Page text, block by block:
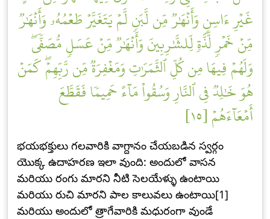
غَيۡرِ ءَاسِنٖ وَأَنۡهَٰرٞ مِّن لَّبَنٖ لَّمۡ يَتَغَيَّرۡ طَعۡمُهُۥ وَأَنۡهَٰرٞ
مِّنۡ خَمۡرٖ لَّذَّةٖ لِّلشَّٰرِبِينَ وَأَنۡهَٰرٞ مِّنۡ عَسَلٖ مُّصَفّٗىۖ
وَلَهُمۡ فِيهَا مِن كُلِّ ٱلثَّمَرَٰتِ وَمَغۡفِرَةٞ مِّن رَّبِّهِمۡۖ كَمَنۡ
هُوَ خَٰلِدٞ فِي ٱلنَّارِ وَسُقُواْ مَآءً حَمِيمٗا فَقَطَّعَ
أَمۡعَآءَهُمۡ [١٥]
భయభక్తులు గలవారికి వాగ్దానం చేయబడిన స్వర్గం
యొక్క ఉదాహరణ ఇలా వుంది: అందులో వాసన
మరియు రంగు మారని నీటి సెలయేళ్ళు ఉంటాయి
మరియు రుచి మారని పాల కాలువలు ఉంటాయి[1]
మరియు అందులో త్రాగేవారికి మధురంగా వుండే